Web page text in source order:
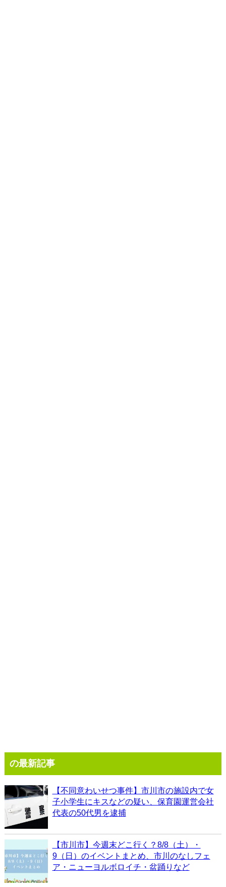
の最新記事
【不同意わいせつ事件】市川市の施設内で女
子小学生にキスなどの疑い、保育園運営会社
代表の50代男を逮捕
【市川市】今週末どこ行く？8/8（土）・
9（日）のイベントまとめ、市川のなしフェ
ア・ニューヨルボロイチ・盆踊りなど